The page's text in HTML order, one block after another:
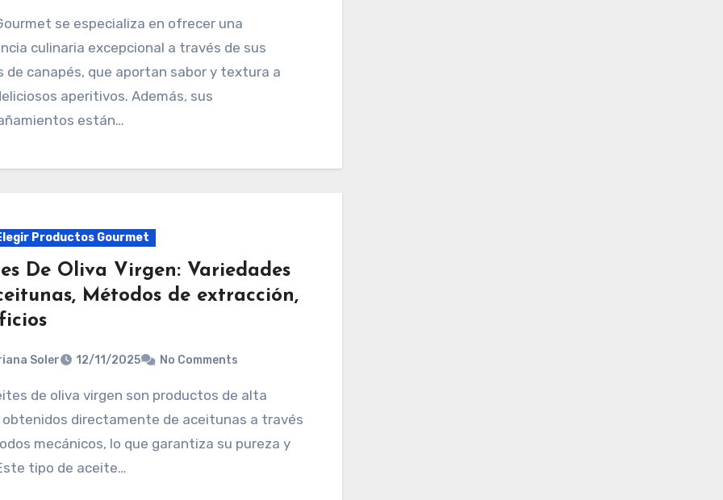
culinaria excepcional a través de sus
de canapés, que aportan sabor y textura a
aperitivos. Además, sus
están…
Productos Gourmet
De Oliva Virgen: Variedades
Métodos de extracción,
Soler 12/11/2025 No Comments
obtenidos directamente de aceitunas a través
mecánicos, lo que garantiza su pureza y
tipo de aceite…